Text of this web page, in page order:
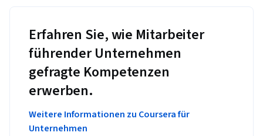
Erfahren Sie, wie Mitarbeiter
führender Unternehmen
gefragte Kompetenzen
erwerben.
Weitere Informationen zu Coursera für
Unternehmen